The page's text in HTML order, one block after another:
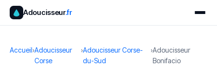
Adoucisseur.fr
Accueil›Adoucisseur
Corse
›Adoucisseur Corse-
du-Sud
›Adoucisseur
Bonifacio